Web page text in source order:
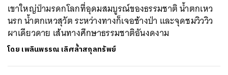
เขาใหญ่ป่ามรดกโลกที่อุดมสมบูรณ์ของธรรมชาติ น้ำตกเหว
นรก น้ำตกเหวสุวัต ระหว่างทางก็เจอช้างป่า และจุดชมวิววิว
ผาเดียวดาย เส้นทางศึกษาธรรมชาติอันงดงาม
โดย เพลินพรรณ เลิศล้ำสกุลทรัพย์